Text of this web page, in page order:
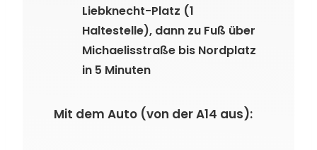
Liebknecht-Platz (1
Haltestelle), dann zu Fuß über
Michaelisstraße bis Nordplatz
in 5 Minuten
Mit dem Auto (von der A14 aus):